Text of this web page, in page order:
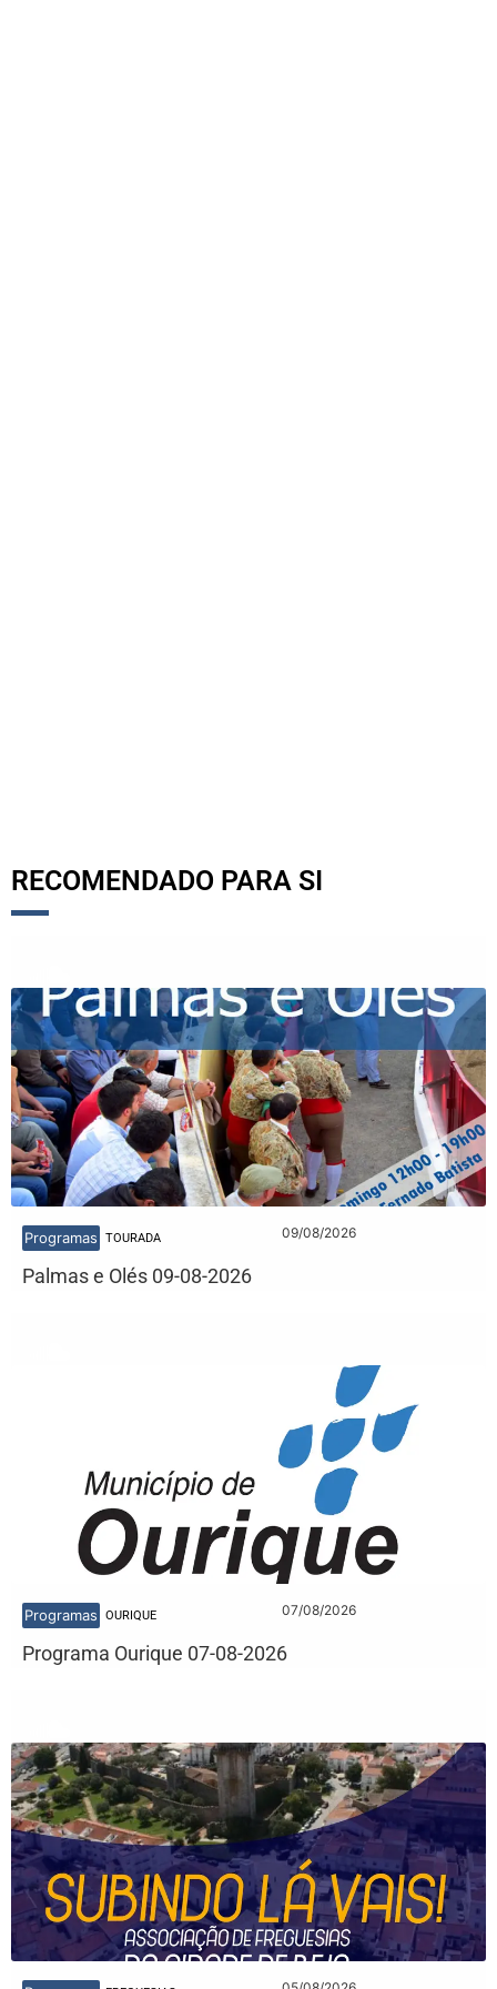
RECOMENDADO PARA SI
Programas TOURADA 09/08/2026
Palmas e Olés 09-08-2026
Programas OURIQUE 07/08/2026
Programa Ourique 07-08-2026